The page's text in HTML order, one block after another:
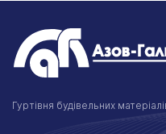
Гуртівня будівельних